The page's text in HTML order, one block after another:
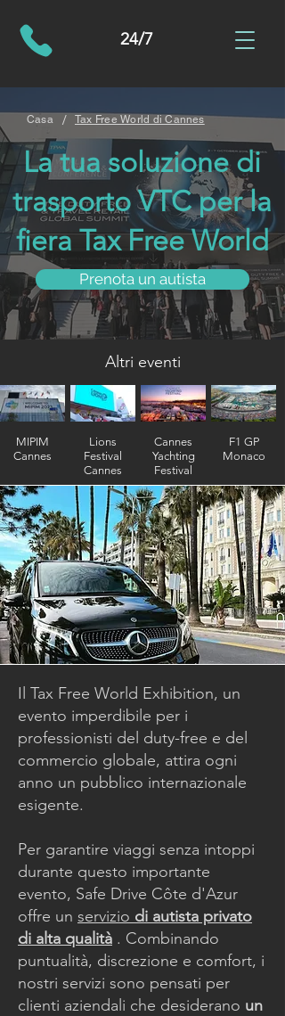
24/7
Casa / Tax Free World di Cannes
La tua soluzione di
trasporto VTC per la
fiera Tax Free World
Prenota un autista
Altri eventi
MIPIM
Cannes
Lions
Festival
Cannes
Cannes
Yachting
Festival
F1 GP
Monaco
Il Tax Free World Exhibition, un
evento imperdibile per i
professionisti del duty-free e del
commercio globale, attira ogni
anno un pubblico internazionale
esigente.
Per garantire viaggi senza intoppi
durante questo importante
evento, Safe Drive Côte d'Azur
offre un servizio di autista privato
di alta qualità . Combinando
puntualità, discrezione e comfort, i
nostri servizi sono pensati per
clienti aziendali che desiderano un